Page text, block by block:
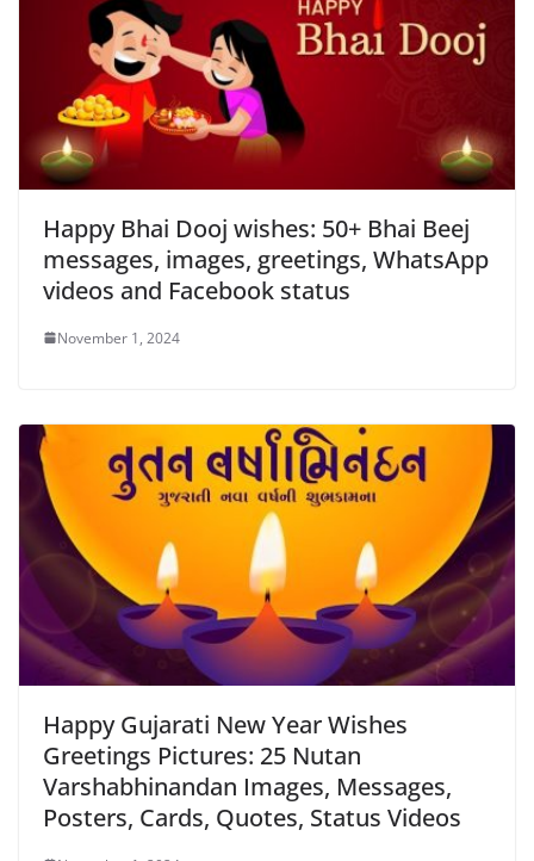
Happy Bhai Dooj wishes: 50+ Bhai Beej
messages, images, greetings, WhatsApp
videos and Facebook status
November 1, 2024
Happy Gujarati New Year Wishes
Greetings Pictures: 25 Nutan
Varshabhinandan Images, Messages,
Posters, Cards, Quotes, Status Videos